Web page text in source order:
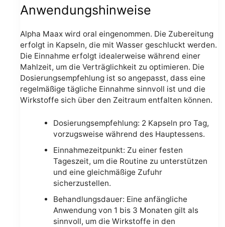
Anwendungshinweise
Alpha Maax wird oral eingenommen. Die Zubereitung
erfolgt in Kapseln, die mit Wasser geschluckt werden.
Die Einnahme erfolgt idealerweise während einer
Mahlzeit, um die Verträglichkeit zu optimieren. Die
Dosierungsempfehlung ist so angepasst, dass eine
regelmäßige tägliche Einnahme sinnvoll ist und die
Wirkstoffe sich über den Zeitraum entfalten können.
Dosierungsempfehlung: 2 Kapseln pro Tag,
vorzugsweise während des Hauptessens.
Einnahmezeitpunkt: Zu einer festen
Tageszeit, um die Routine zu unterstützen
und eine gleichmäßige Zufuhr
sicherzustellen.
Behandlungsdauer: Eine anfängliche
Anwendung von 1 bis 3 Monaten gilt als
sinnvoll, um die Wirkstoffe in den